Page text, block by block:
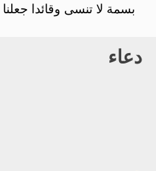
بسمة لا تنسى وقائدا
دعاء